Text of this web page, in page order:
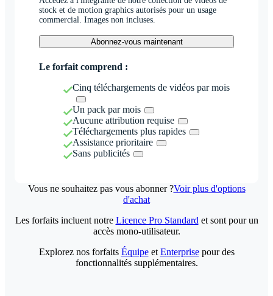
stock et de motion graphics autorisés pour un usage
commercial. Images non incluses.
Abonnez-vous maintenant
Le forfait comprend :
Cinq téléchargements de vidéos par mois
Un pack par mois
Aucune attribution requise
Téléchargements plus rapides
Assistance prioritaire
Sans publicités
Vous ne souhaitez pas vous abonner ?Voir plus d'options
d'achat
Les forfaits incluent notre Licence Pro Standard et sont pour un
accès mono-utilisateur.
Explorez nos forfaits Équipeet Enterprisepour des
fonctionnalités supplémentaires.